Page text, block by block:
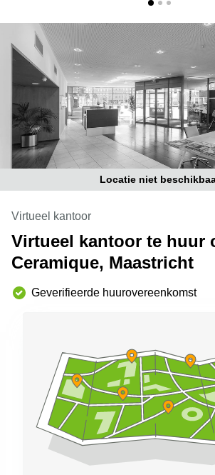
Rotterdam
Tiel
Tilburg
Amsterdam
Westpoort
Amsterdam
Westpoort
Business
center
Hilversum
Business
center
Den
Haag
space
Arnhem
Kantoorruimte
Coworking
Zwolle
Coworking
Haarlem
Kantoor
Locatie niet
Virtueel kantoor
Virtueel kantoor te huur
Ceramique, Maastricht
Geverifieerde huurovereenkomst